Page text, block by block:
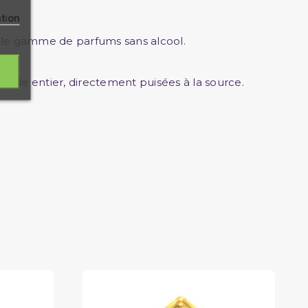
gamme de parfums sans alcool.
entier, directement puisées à la source.